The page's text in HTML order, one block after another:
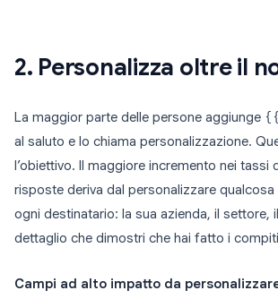
2. Personalizza oltre il
La maggior parte delle persone aggiunge
al saluto e lo chiama personalizzazione.
l’obiettivo. Il maggiore incremento nei tassi
risposte deriva dal personalizzare qualcosa
ogni destinatario: la sua azienda, il settore,
dettaglio che dimostri che hai fatto i
Campi ad alto impatto da